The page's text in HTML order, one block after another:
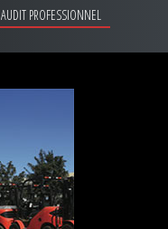
AUDIT PROFESSIONNEL